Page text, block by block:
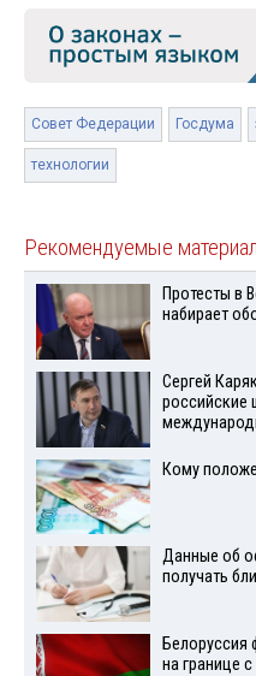
Совет Федерации Госдума
технологии
Рекомендуемые
Протесты в
набирает
Сергей
российские
Кому
Данные об
получать
Белоруссия
на границе